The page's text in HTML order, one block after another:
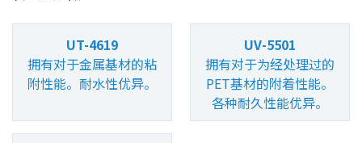
UT-4619
拥有对于金属基材的粘
附性能。耐水性优异。
UV-5501
拥有对于为经处理过的
PET基材的附着性能。
各种耐久性能优异。